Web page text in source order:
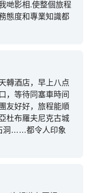
哋影相.使整個旅程
轉酒店，早上八点
，等待同塞車時间
友好好，旅程能順
杜布羅夫尼克古城
洞……都令人印象